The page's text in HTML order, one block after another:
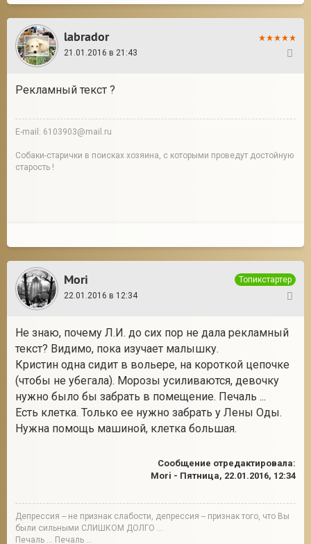
labrador
21.01.2016 в 21:43
Рекламный текст ?
E-mail: 6103903@mail.ru
Собаки-старички в поисках хозяина, с которыми проведут достойную
старость !
Mori
Топикстартер
22.01.2016 в 12:34
Не знаю, почему Л.И. до сих пор не дала рекламный
текст? Видимо, пока изучает малышку.
Кристин одна сидит в вольере, на короткой цепочке
(чтобы не убегала). Морозы усиливаются, девочку
нужно было бы забрать в помещение. Печаль ...
Есть клетка. Только ее нужно забрать у Лены Оды.
Нужна помощь машиной, клетка большая.
Сообщение отредактировала:
Mori - Пятница, 22.01.2016, 12:34
Депрессия -- не признак слабости, депрессия -- признак того, что Вы
были сильными СЛИШКОМ ДОЛГО ...
Печаль ... Печаль ...